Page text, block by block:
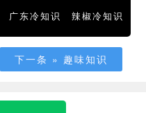
广东冷知识 辣椒冷知识
下一条 » 趣味知识